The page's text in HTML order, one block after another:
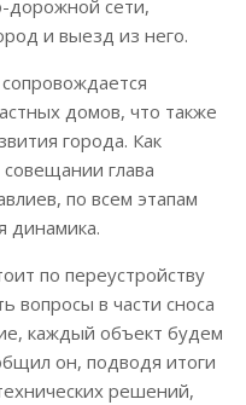
дорожной сети,
и выезд из него.
домов, что также
города. Как
глава
по всем этапам
динамика.
по переустройству
вопросы в части сноса
каждый объект будем
он, подводя итоги
решений,